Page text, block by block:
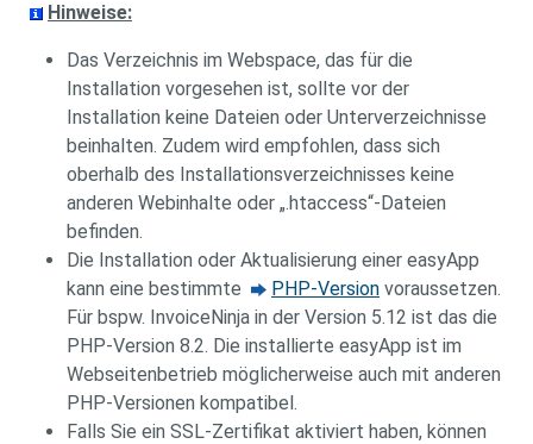
Hinweise:
Das Verzeichnis im Webspace, das für die
Installation vorgesehen ist, sollte vor der
Installation keine Dateien oder Unterverzeichnisse
beinhalten. Zudem wird empfohlen, dass sich
oberhalb des Installationsverzeichnisses keine
anderen Webinhalte oder „.htaccess“-Dateien
befinden.
Die Installation oder Aktualisierung einer easyApp
kann eine bestimmte
PHP-Version voraussetzen.
Für bspw. InvoiceNinja in der Version 5.12 ist das die
PHP-Version 8.2. Die installierte easyApp ist im
Webseitenbetrieb möglicherweise auch mit anderen
PHP-Versionen kompatibel.
Falls Sie ein SSL-Zertifikat aktiviert haben, können